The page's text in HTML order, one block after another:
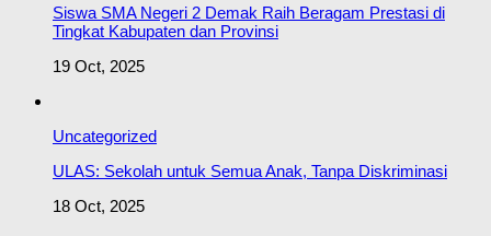
Siswa SMA Negeri 2 Demak Raih Beragam Prestasi di
Tingkat Kabupaten dan Provinsi
19 Oct, 2025
Uncategorized
ULAS: Sekolah untuk Semua Anak, Tanpa Diskriminasi
18 Oct, 2025